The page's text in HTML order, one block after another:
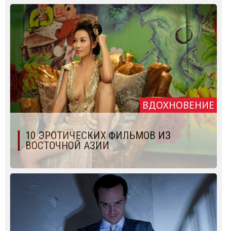
ВДОХНОВЕНИЕ
10 ЭРОТИЧЕСКИХ ФИЛЬМОВ ИЗ
ВОСТОЧНОЙ АЗИИ